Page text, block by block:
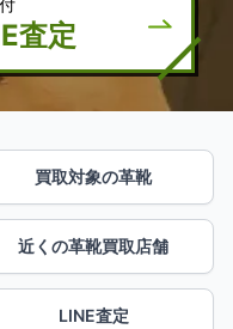
査定
買取対象の革靴
近くの革靴買取店舗
LINE査定